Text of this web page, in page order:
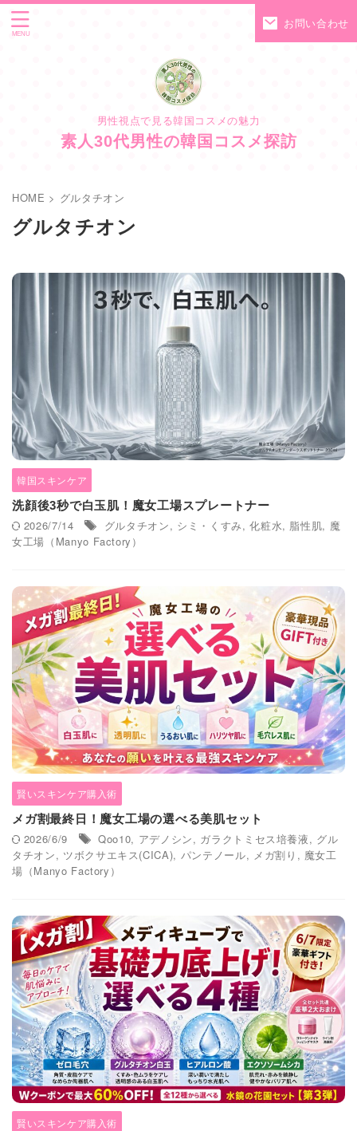
お問い合わせ
男性視点で見る韓国コスメの魅力
素人30代男性の韓国コスメ探訪
HOME > グルタチオン
グルタチオン
韓国スキンケア
洗顔後3秒で白玉肌！魔女工場スプレートナー
2026/7/14 グルタチオン, シミ・くすみ,化粧水, 脂性肌, 魔
女工場（Manyo Factory）
賢いスキンケア購入術
メガ割最終日！魔女工場の選べる美肌セット
2026/6/9 Qoo10, アデノシン, ガラクトミセス培養液, グル
タチオン, ツボクサエキス(CICA), パンテノール, メガ割り , 魔女工
場（Manyo Factory）
賢いスキンケア購入術